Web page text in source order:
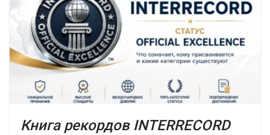
Книга рекордов INTERRECORD